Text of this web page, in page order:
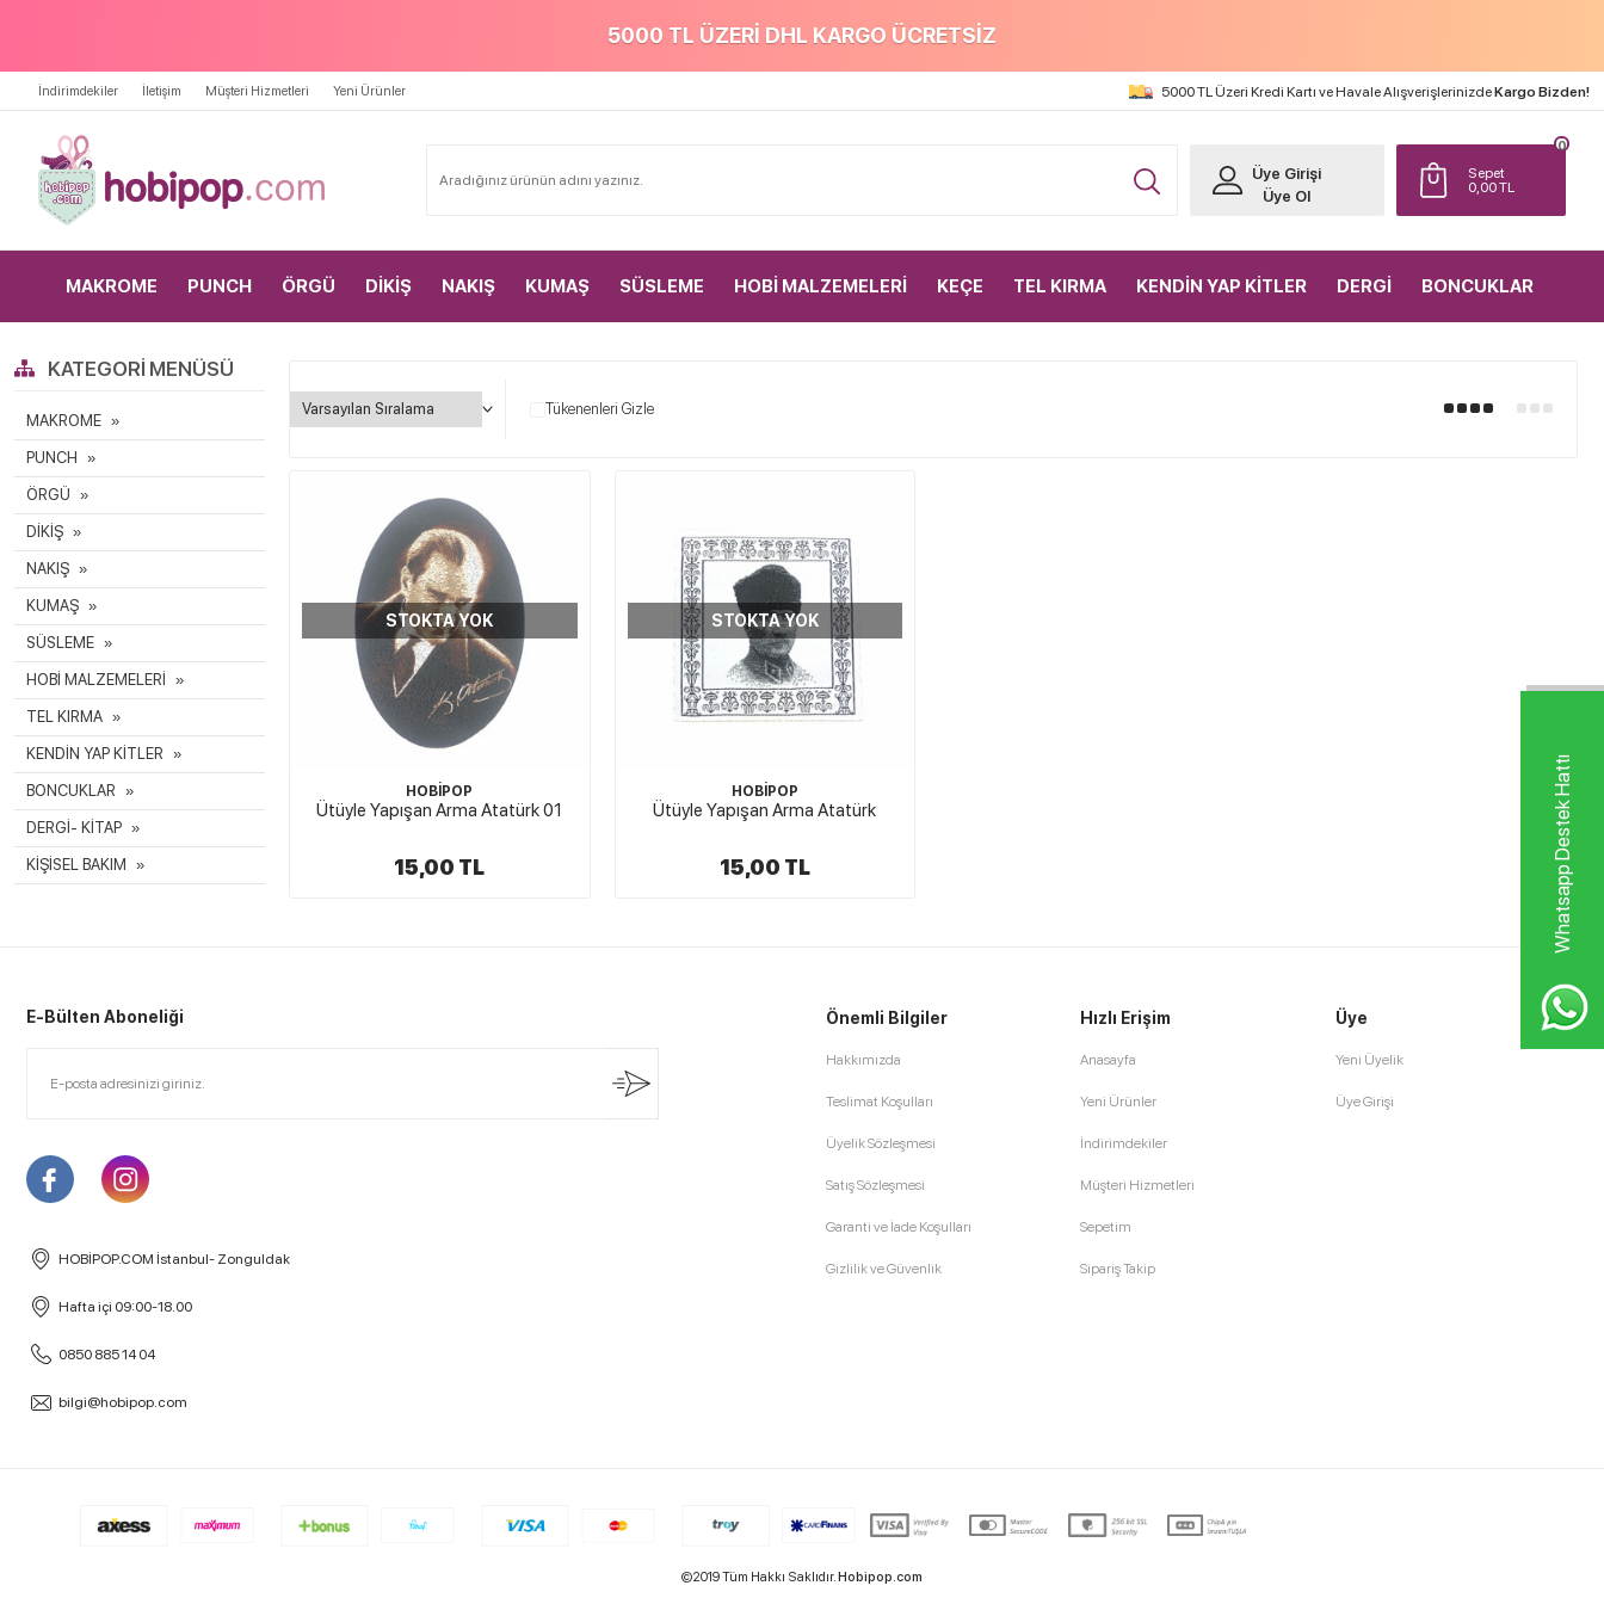
Whatsapp Destek Hattı
5000 TL ÜZERİ DHL KARGO ÜCRETSİZ
İndirimdekiler İletişim Müşteri Hizmetleri Yeni Ürünler 5000 TL Üzeri Kredi Kartı ve Havale AlışverişlerinizdeKargo Bizden!
Sepet
0,00TL
0
Üye Girişi
Üye Ol
MAKROME PUNCH ÖRGÜ DİKİŞ NAKIŞ KUMAŞ SÜSLEME HOBİ MALZEMELERİ KEÇE TEL KIRMA KENDİN YAP KİTLER DERGİ BONCUKLAR
KATEGORI MENÜSÜ
MAKROME
PUNCH
ÖRGÜ
DİKİŞ
NAKIŞ
KUMAŞ
SÜSLEME
HOBİ MALZEMELERİ
TEL KIRMA
KENDİN YAP KİTLER
BONCUKLAR
DERGİ- KİTAP
KİŞİSEL BAKIM
Tükenenleri Gizle
STOKTA YOK
HOBİPOP
Ütüyle Yapışan Arma Atatürk 01
15,00 TL
STOKTA YOK
HOBİPOP
Ütüyle Yapışan Arma Atatürk
15,00 TL
E-Bülten Aboneliği
HOBİPOP.COM İstanbul- Zonguldak
Hafta içi 09:00-18.00
0850 885 14 04
bilgi@hobipop.com
Önemli Bilgiler
Hakkımızda
Teslimat Koşulları
Üyelik Sözleşmesi
Satış Sözleşmesi
Garanti ve İade Koşulları
Gizlilik ve Güvenlik
Hızlı Erişim
Anasayfa
Yeni Ürünler
İndirimdekiler
Müşteri Hizmetleri
Sepetim
Sipariş Takip
Üye
Yeni Üyelik
Üye Girişi
©2019 Tüm Hakkı Saklıdır.Hobipop.com